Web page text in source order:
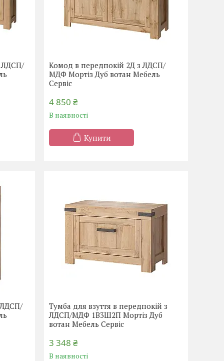
ЛДСП/
Комод в передпокій 2Д з ЛДСП/
МДФ Мортіз Дуб вотан Мебель
Сервіс
4 850 ₴
В наявності
Купити
ЛДСП/
Тумба для взуття в передпокій з
ЛДСП/МДФ 1В3Ш2П Мортіз Дуб
вотан Мебель Сервіс
3 348 ₴
В наявності